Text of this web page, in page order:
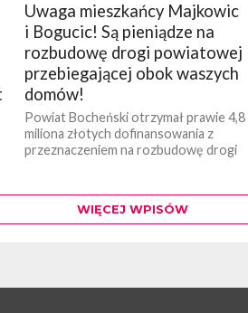
Uwaga mieszkańcy Majkowic
i Bogucic! Są pieniądze na
rozbudowę drogi powiatowej
przebiegającej obok waszych
domów!
Powiat Bocheński otrzymał prawie 4,8
miliona złotych dofinansowania z
przeznaczeniem na rozbudowę drogi
zdecydowało o...
WIĘCEJ WPISÓW